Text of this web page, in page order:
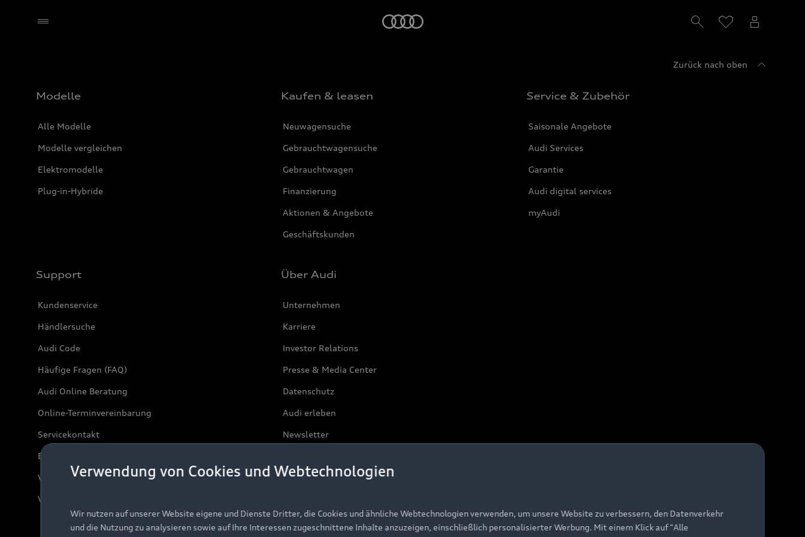
Zurück nach oben
Modelle
Alle Modelle
Modelle vergleichen
Elektromodelle
Plug-in-Hybride
Kaufen & leasen
Neuwagensuche
Gebrauchtwagensuche
Gebrauchtwagen
Finanzierung
Aktionen & Angebote
Geschäftskunden
Service & Zubehör
Saisonale Angebote
Audi Services
Garantie
Audi digital services
myAudi
Support
Kundenservice
Händlersuche
Audi Code
Häufige Fragen (FAQ)
Audi Online Beratung
Online-Terminvereinbarung
Servicekontakt
Bordbuch & Bedienungsanleitungen
Verträge kündigen
Vertrag widerrufen
Über Audi
Unternehmen
Karriere
Investor Relations
Presse & Media Center
Datenschutz
Audi erleben
Newsletter
Verwendung von Cookies und Webtechnologien
Wir nutzen auf unserer Website eigene und Dienste Dritter, die Cookies und ähnliche Webtechnologien verwenden, um unsere Website zu verbessern, den Datenverkehr
und die Nutzung zu analysieren sowie auf Ihre Interessen zugeschnittene Inhalte anzuzeigen, einschließlich personalisierter Werbung. Mit einem Klick auf "Alle